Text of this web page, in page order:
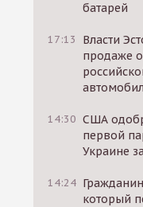
батарей
17:13
Власти
продаже
14:30 США
первой
Украине
14:24
который